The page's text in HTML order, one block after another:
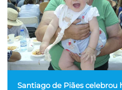
Santiago de Piães celebrou